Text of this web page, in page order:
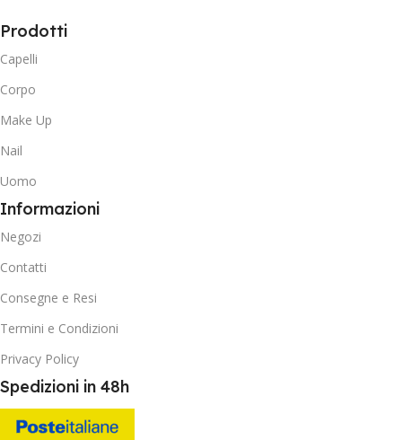
Prodotti
Capelli
Corpo
Make Up
Nail
Uomo
Informazioni
Negozi
Contatti
Consegne e Resi
Termini e Condizioni
Privacy Policy
Spedizioni in 48h